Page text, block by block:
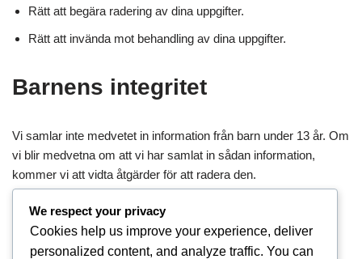
Rätt att begära radering av dina uppgifter.
Rätt att invända mot behandling av dina uppgifter.
Barnens integritet
Vi samlar inte medvetet in information från barn under 13 år. Om
vi blir medvetna om att vi har samlat in sådan information,
kommer vi att vidta åtgärder för att radera den.
Ändringar av denna policy
We respect your privacy
Cookies help us improve your experience, deliver
personalized content, and analyze traffic. You can